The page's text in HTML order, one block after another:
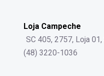
Loja Campeche
SC 405, 2757, Loja
(48) 3220-1036